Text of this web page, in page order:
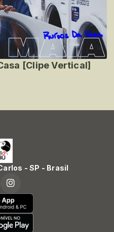
[Clipe Vertical]
- SP - Brasil